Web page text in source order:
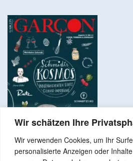
Wir schätzen Ihre
Wir verwenden Cookies, um Ihr
personalisierte Anzeigen oder